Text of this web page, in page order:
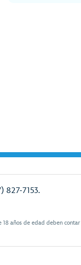
827-7153.
años de edad deben